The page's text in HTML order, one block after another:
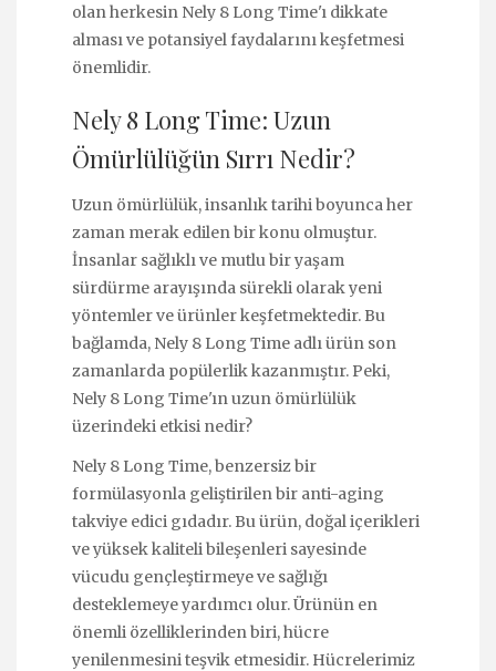
olan herkesin Nely 8 Long Time'ı dikkate
alması ve potansiyel faydalarını keşfetmesi
önemlidir.
Nely 8 Long Time: Uzun
Ömürlülüğün Sırrı Nedir?
Uzun ömürlülük, insanlık tarihi boyunca her
zaman merak edilen bir konu olmuştur.
İnsanlar sağlıklı ve mutlu bir yaşam
sürdürme arayışında sürekli olarak yeni
yöntemler ve ürünler keşfetmektedir. Bu
bağlamda, Nely 8 Long Time adlı ürün son
zamanlarda popülerlik kazanmıştır. Peki,
Nely 8 Long Time'ın uzun ömürlülük
üzerindeki etkisi nedir?
Nely 8 Long Time, benzersiz bir
formülasyonla geliştirilen bir anti-aging
takviye edici gıdadır. Bu ürün, doğal içerikleri
ve yüksek kaliteli bileşenleri sayesinde
vücudu gençleştirmeye ve sağlığı
desteklemeye yardımcı olur. Ürünün en
önemli özelliklerinden biri, hücre
yenilenmesini teşvik etmesidir. Hücrelerimiz